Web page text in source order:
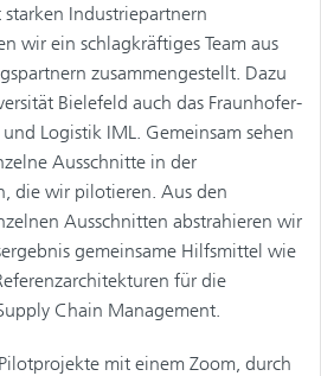
Industriepartnern
wir ein schlagkräftiges Team aus
zusammengestellt. Dazu
Bielefeld auch das Fraunhofer-
Logistik IML. Gemeinsam sehen
Ausschnitte in der
die wir pilotieren. Aus den
Ausschnitten abstrahieren wir
gemeinsame Hilfsmittel wie
für die
Chain Management.
mit einem Zoom, durch